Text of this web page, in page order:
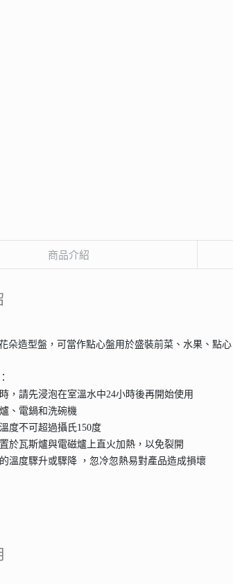
商品介紹
朵造型盤，可當作點心盤用於盛裝前菜、水果、點
，請先浸泡在室溫水中24小時後再開始使用
、電鍋和洗碗機
度不可超過攝氏150度
於瓦斯爐與電磁爐上直火加熱，以免裂開
溫度驟升或驟降 ，忽冷忽熱易對產品造成損壞